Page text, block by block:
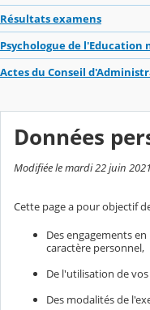
Résultats examens
Psychologue de l'Education
Actes du Conseil
Données
Modifiée le mardi 22 juin
Cette page a pour objectif
Des engagements
caractère personnel,
De l'utilisation de
Des modalités de